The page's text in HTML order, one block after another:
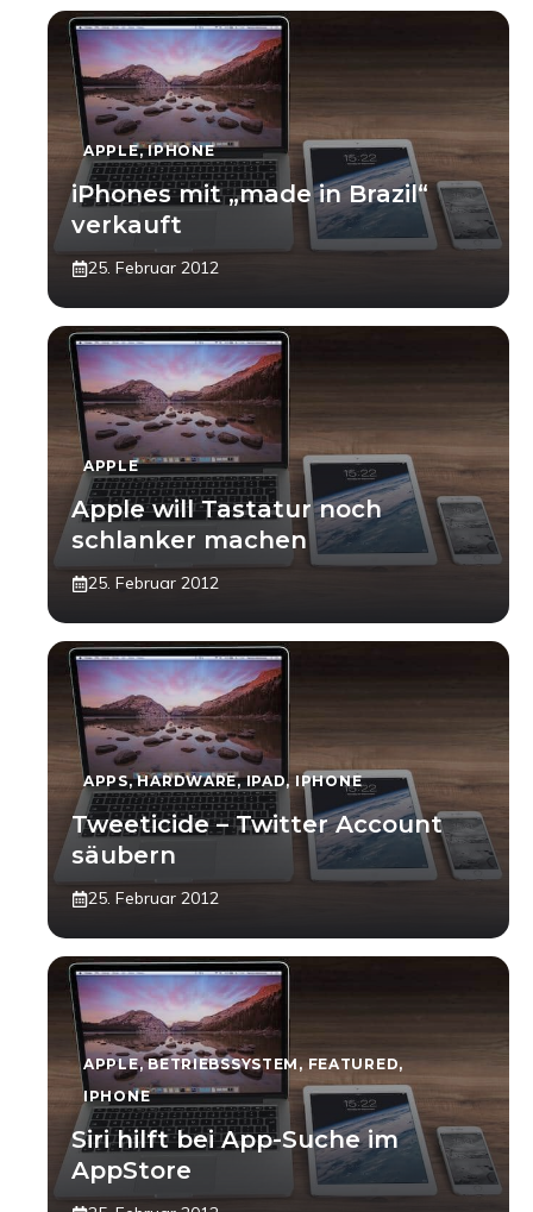
APPLE,IPHONE
iPhones mit „made in Brazil“
verkauft
25. Februar 2012
APPLE
Apple will Tastatur noch
schlanker machen
25. Februar 2012
APPS,HARDWARE,IPAD, IPHONE
Tweeticide – Twitter Account
säubern
25. Februar 2012
APPLE,BETRIEBSSYSTEM,FEATURED,
IPHONE
Siri hilft bei App-Suche im
AppStore